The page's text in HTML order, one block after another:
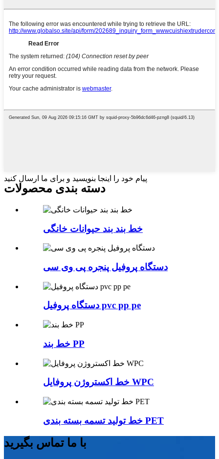
پیام خود را اینجا بنویسید و برای ما ارسال کنید
دسته بندی محصولات
خط بند بند حیوانات خانگی
دستگاه پروفیل پنجره پی وی سی
دستگاه پروفیل pvc pp pe
خط بند PP
خط اکستروژن پروفایل WPC
خط تولید تسمه بسته بندی PET
با ما تماس بگیرید